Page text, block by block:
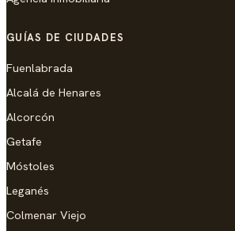
GUÍAS DE CIUDADES
Fuenlabrada
Alcalá de Henares
Alcorcón
Getafe
Móstoles
Leganés
Colmenar Viejo